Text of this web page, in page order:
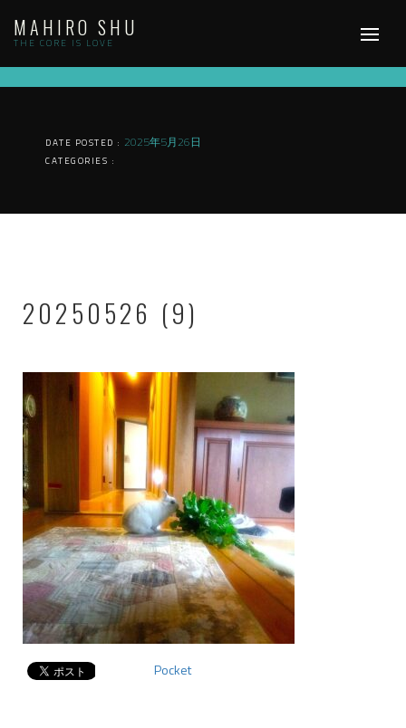
content
MAHIRO SHU
THE CORE IS LOVE
DATE POSTED : 2025年5月26日
CATEGORIES :
20250526 (9)
Pocket